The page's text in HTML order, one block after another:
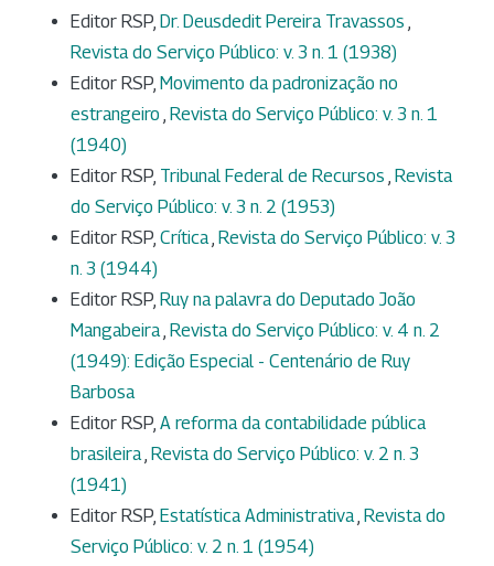
Editor RSP, Dr. Deusdedit Pereira Travassos ,
Revista do Serviço Público: v. 3 n. 1 (1938)
Editor RSP, Movimento da padronização no
estrangeiro , Revista do Serviço Público: v. 3 n. 1
(1940)
Editor RSP, Tribunal Federal de Recursos , Revista
do Serviço Público: v. 3 n. 2 (1953)
Editor RSP, Crítica, Revista do Serviço Público: v. 3
n. 3 (1944)
Editor RSP, Ruy na palavra do Deputado João
Mangabeira, Revista do Serviço Público: v. 4 n. 2
(1949): Edição Especial - Centenário de Ruy
Barbosa
Editor RSP, A reforma da contabilidade pública
brasileira, Revista do Serviço Público: v. 2 n. 3
(1941)
Editor RSP, Estatística Administrativa, Revista do
Serviço Público: v. 2 n. 1 (1954)